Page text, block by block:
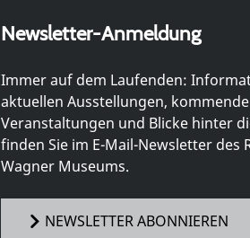
Newsletter-Anmeldung
Immer auf dem Laufenden:
aktuellen Ausstellungen,
Veranstaltungen und Blicke hinter
finden Sie im E-Mail-Newsletter des
Wagner Museums.
NEWSLETTER ABONNIEREN